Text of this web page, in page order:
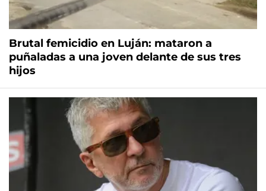
Brutal femicidio en Luján: mataron a
puñaladas a una joven delante de sus tres
hijos